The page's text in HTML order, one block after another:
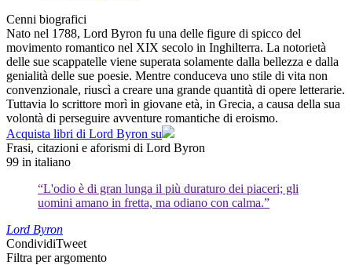
Cenni biografici
Nato nel 1788, Lord Byron fu una delle figure di spicco del
movimento romantico nel XIX secolo in Inghilterra. La notorietà
delle sue scappatelle viene superata solamente dalla bellezza e dalla
genialità delle sue poesie. Mentre conduceva uno stile di vita non
convenzionale, riuscì a creare una grande quantità di opere letterarie.
Tuttavia lo scrittore morì in giovane età, in Grecia, a causa della sua
volontà di perseguire avventure romantiche di eroismo.
Acquista libri di Lord Byron su
Frasi, citazioni e aforismi di Lord Byron
99 in italiano
“L'odio è di gran lunga il più duraturo dei piaceri; gli
uomini amano in fretta, ma odiano con calma.”
Lord Byron
CondividiTweet
Filtra per argomento